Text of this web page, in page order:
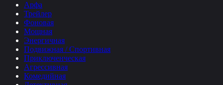
Арфа
Трейлер
Фоновая
Мощная
Энергичная
Подвижная / Спортивная
Приключенческая
Агрессивная
Комедийная